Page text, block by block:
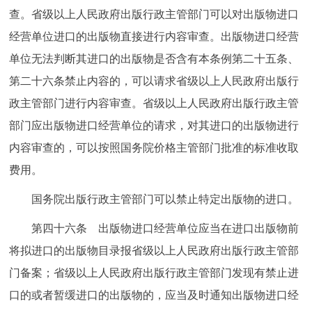
查。省级以上人民政府出版行政主管部门可以对出版物进口
经营单位进口的出版物直接进行内容审查。出版物进口经营
单位无法判断其进口的出版物是否含有本条例第二十五条、
第二十六条禁止内容的，可以请求省级以上人民政府出版行
政主管部门进行内容审查。省级以上人民政府出版行政主管
部门应出版物进口经营单位的请求，对其进口的出版物进行
内容审查的，可以按照国务院价格主管部门批准的标准收取
费用。
国务院出版行政主管部门可以禁止特定出版物的进口。
第四十六条 出版物进口经营单位应当在进口出版物前
将拟进口的出版物目录报省级以上人民政府出版行政主管部
门备案；省级以上人民政府出版行政主管部门发现有禁止进
口的或者暂缓进口的出版物的，应当及时通知出版物进口经